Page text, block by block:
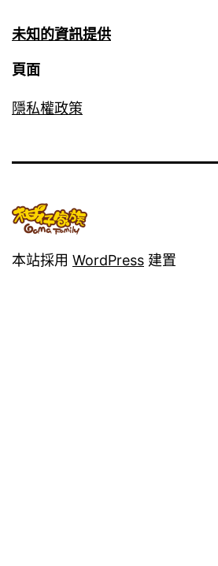
未知的資訊提供
頁面
隱私權政策
本站採用 WordPress 建置